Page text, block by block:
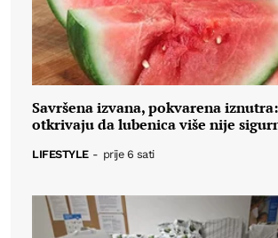
Savršena izvana, pokvarena
otkrivaju da lubenica više nije
LIFESTYLE - prije 6 sati